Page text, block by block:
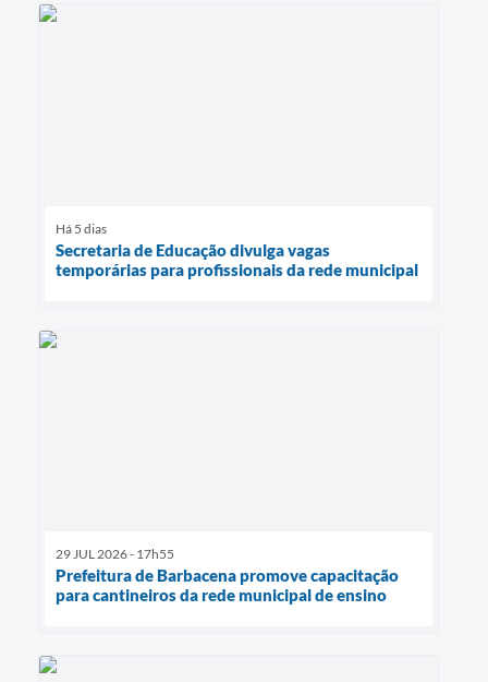
Há 5 dias
Secretaria de Educação divulga vagas
temporárias para profissionais da rede municipal
29 JUL 2026 - 17h55
Prefeitura de Barbacena promove capacitação
para cantineiros da rede municipal de ensino